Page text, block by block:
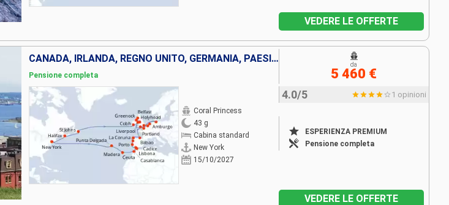
VEDERE LE OFFERTE
CANADA, IRLANDA, REGNO UNITO, GERMANIA, PAESI BASSI, BELGIO, FRANCIA, SPAGNA, MAROCCO, PORTOGALLO, STATI UNITI
Pensione completa
Coral Princess
43 g
Cabina standard
New York
15/10/2027
4.0/5 1 opinioni
ESPERIENZA PREMIUM
Pensione completa
da
5 460 €
VEDERE LE OFFERTE